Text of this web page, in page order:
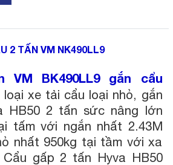
2 TẤN VM NK490LL9
BK490LL9 gắn cẩu
loại xe tải cẩu loại nhỏ, gắn
HB50 2 tấn sức nâng lớn
tấm với ngắn nhất 2.43M
nhất 950kg tại tầm với xa
gấp 2 tấn Hyva HB50